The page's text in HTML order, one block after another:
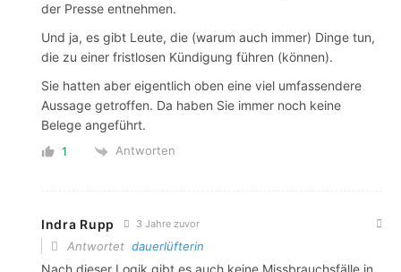
der Presse entnehmen.
Und ja, es gibt Leute, die (warum auch immer) Dinge tun,
die zu einer fristlosen Kündigung führen (können).
Sie hatten aber eigentlich oben eine viel umfassendere
Aussage getroffen. Da haben Sie immer noch keine
Belege angeführt.
1 Antworten
Indra Rupp 3 Jahre zuvor
Antwortet dauerlüfterin
Nach dieser Logik gibt es auch keine Missbrauchsfälle in